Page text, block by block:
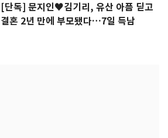
[단독] 문지인♥김기리, 유산 아픔 딛고
결혼 2년 만에 부모됐다…7일 득남